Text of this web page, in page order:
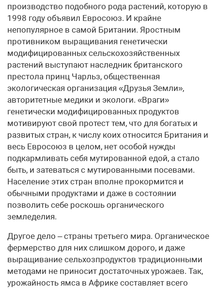
производство подобного рода растений, которую в
1998 году объявил Евросоюз. И крайне
непопулярное в самой Британии. Яростным
противником выращивания генетически
модифицированных сельскохозяйственных
растений выступают наследник британского
престола принц Чарльз, общественная
экологическая организация «Друзья Земли»,
авторитетные медики и экологи. «Враги»
генетически модифицированных продуктов
мотивируют свой протест тем, что для богатых и
развитых стран, к числу коих относится Британия и
весь Евросоюз в целом, нет особой нужды
подкармливать себя мутированной едой, а стало
быть, и затеваться с мутированными посевами.
Население этих стран вполне прокормится и
обычными продуктами и даже в состоянии
позволить себе роскошь органического
земледелия.
Другое дело – страны третьего мира. Органическое
фермерство для них слишком дорого, и даже
выращивание сельхозпродуктов традиционными
методами не приносит достаточных урожаев. Так,
урожайность ямса в Африке составляет всего